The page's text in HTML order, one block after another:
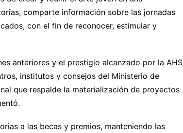
comparte información sobre las jornadas
con el fin de reconocer, estimular y
anteriores y el prestigio alcanzado por la AHS
institutos y consejos del Ministerio de
que respalde la materialización de proyectos
a las becas y premios, manteniendo las